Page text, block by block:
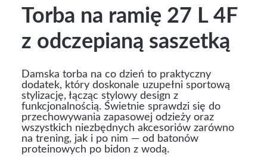
Torba na ramię 27 L 4F
z odczepianą saszetką
Damska torba na co dzień to praktyczny
dodatek, który doskonale uzupełni sportową
stylizację, łącząc stylowy design z
funkcjonalnością. Świetnie sprawdzi się do
przechowywania zapasowej odzieży oraz
wszystkich niezbędnych akcesoriów zarówno
na trening, jak i po nim — od batonów
proteinowych po bidon z wodą.